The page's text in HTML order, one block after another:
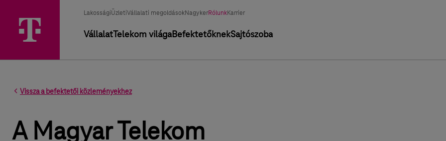
LakosságiÜzletiVállalati megoldásokNagykerRólunkKarrier
VállalatTelekom világaBefektetőknekSajtószoba
Vissza a befektetői közleményekhez
A Magyar Telekom